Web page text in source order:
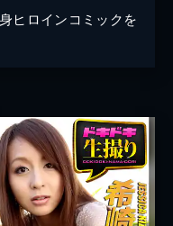
ヒロインコミックを